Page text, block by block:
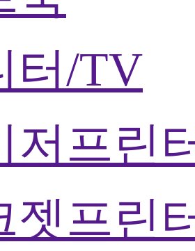
터/TV
저프린
젯프린